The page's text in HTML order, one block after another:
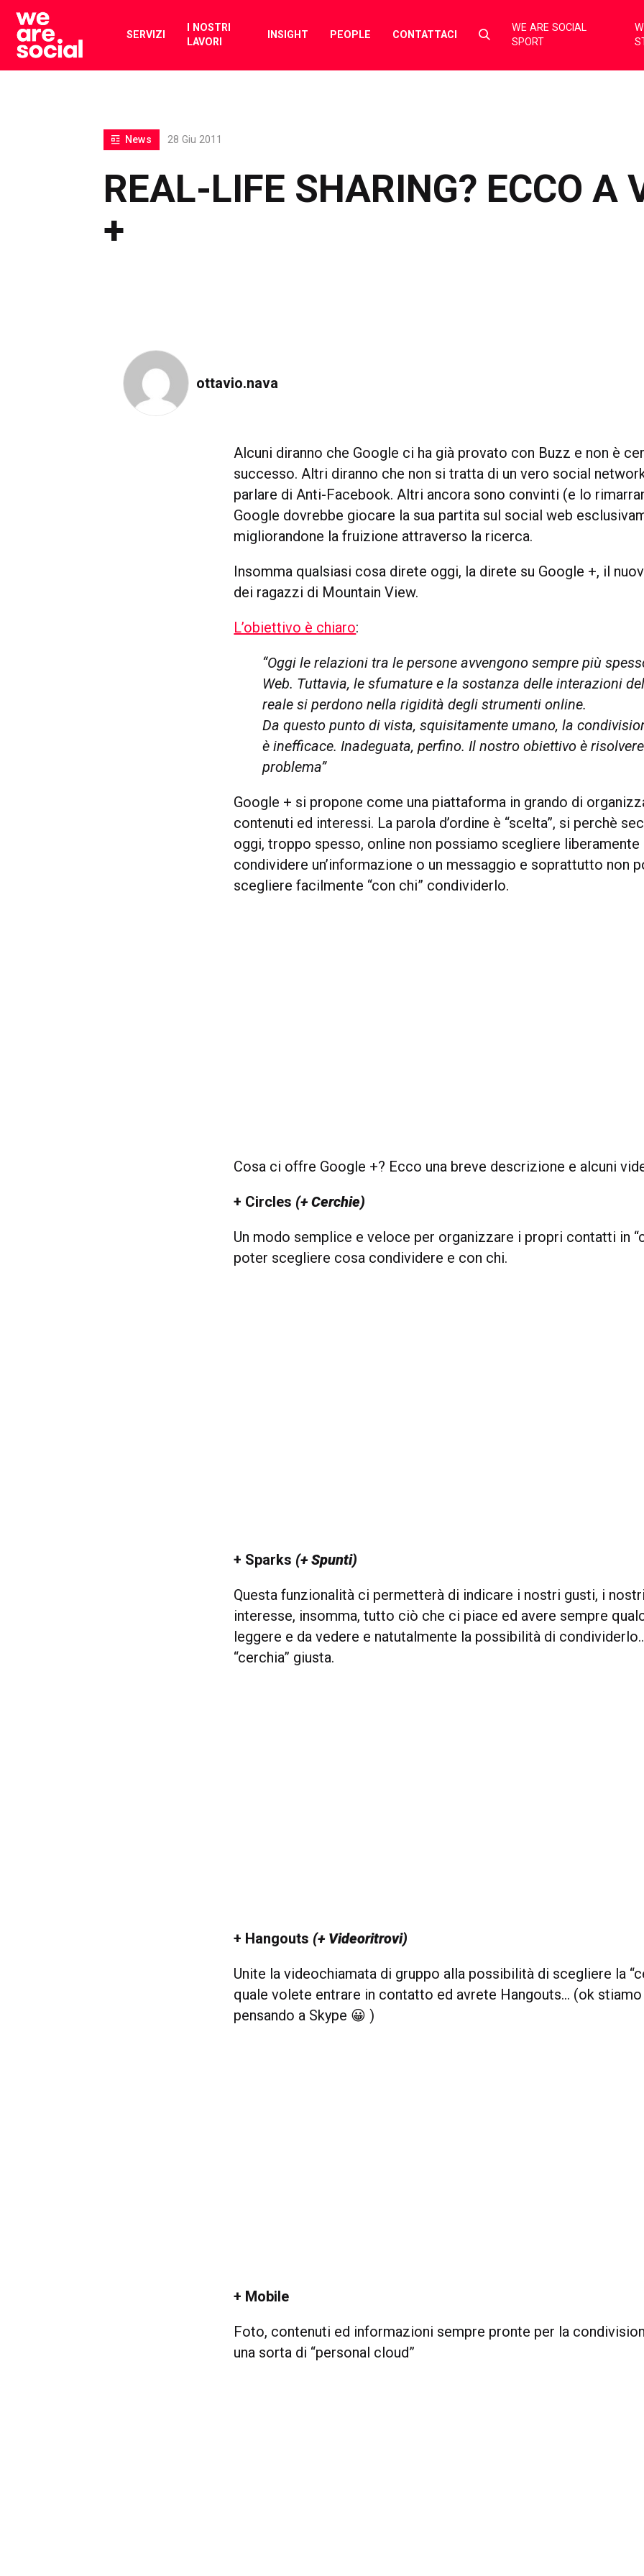
Skip
content
SERVIZI
I NOSTRI
LAVORI
INSIGHT PEOPLE CONTATTACI
Select
toggle
WE ARE SOCIAL
SPORT
REAL-LIFE SHARING? ECCO A
+
News 28 Giu 2011
ottavio.nava
Alcuni diranno che Google ci ha già provato con Buzz e non è
successo. Altri diranno che non si tratta di un vero social
parlare di Anti-Facebook. Altri ancora sono convinti (e lo
Google dovrebbe giocare la sua partita sul social web
migliorandone la fruizione attraverso la ricerca.
Insomma qualsiasi cosa direte oggi, la direte su Google +, il
dei ragazzi di Mountain View.
L’obiettivo è chiaro:
“Oggi le relazioni tra le persone avvengono sempre più
Web. Tuttavia, le sfumature e la sostanza delle interazioni
reale si perdono nella rigidità degli strumenti online.
Da questo punto di vista, squisitamente umano, la
è inefficace. Inadeguata, perfino. Il nostro obiettivo è
problema”
Google + si propone come una piattaforma in grando di
contenuti ed interessi. La parola d’ordine è “scelta”, si perchè
oggi, troppo spesso, online non possiamo scegliere liberamente
condividere un’informazione o un messaggio e soprattutto non
scegliere facilmente “con chi” condividerlo.
Cosa ci offre Google +? Ecco una breve descrizione e alcuni
+ Circles (+ Cerchie)
Un modo semplice e veloce per organizzare i propri contatti in
poter scegliere cosa condividere e con chi.
+ Sparks (+ Spunti)
Questa funzionalità ci permetterà di indicare i nostri gusti, i
interesse, insomma, tutto ciò che ci piace ed avere sempre
leggere e da vedere e natutalmente la possibilità di
“cerchia” giusta.
+ Hangouts (+ Videoritrovi)
Unite la videochiamata di gruppo alla possibilità di scegliere la
quale volete entrare in contatto ed avrete Hangouts… (ok
pensando a Skype 😀 )
+ Mobile
Foto, contenuti ed informazioni sempre pronte per la
una sorta di “personal cloud”